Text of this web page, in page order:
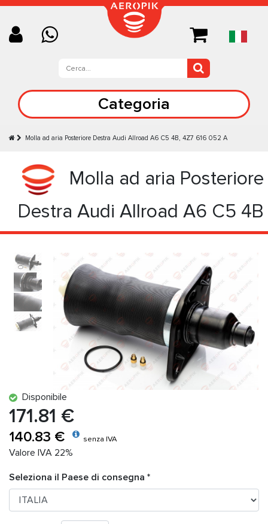
Categoria
Molla ad aria Posteriore Destra Audi Allroad A6 C5 4B, 4Z7 616 052 A
Molla ad aria Posteriore
Destra Audi Allroad A6 C5 4B
Disponibile
171.81 €
140.83 € senza IVA
Valore IVA 22%
Seleziona il Paese di consegna *